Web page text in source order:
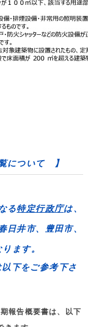
について 】
る特定行政庁は、
日井市、豊田市、
ります。
下をご参考下さ
報告概要書は、以下